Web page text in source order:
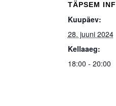
TÄPSEM
Kuupäev:
28. juuni 2024
Kellaaeg:
18:00 - 20:00